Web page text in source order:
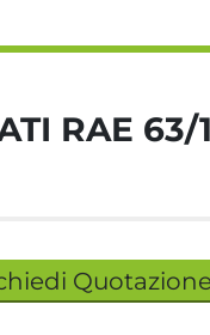
RAE 63/
Quotazione